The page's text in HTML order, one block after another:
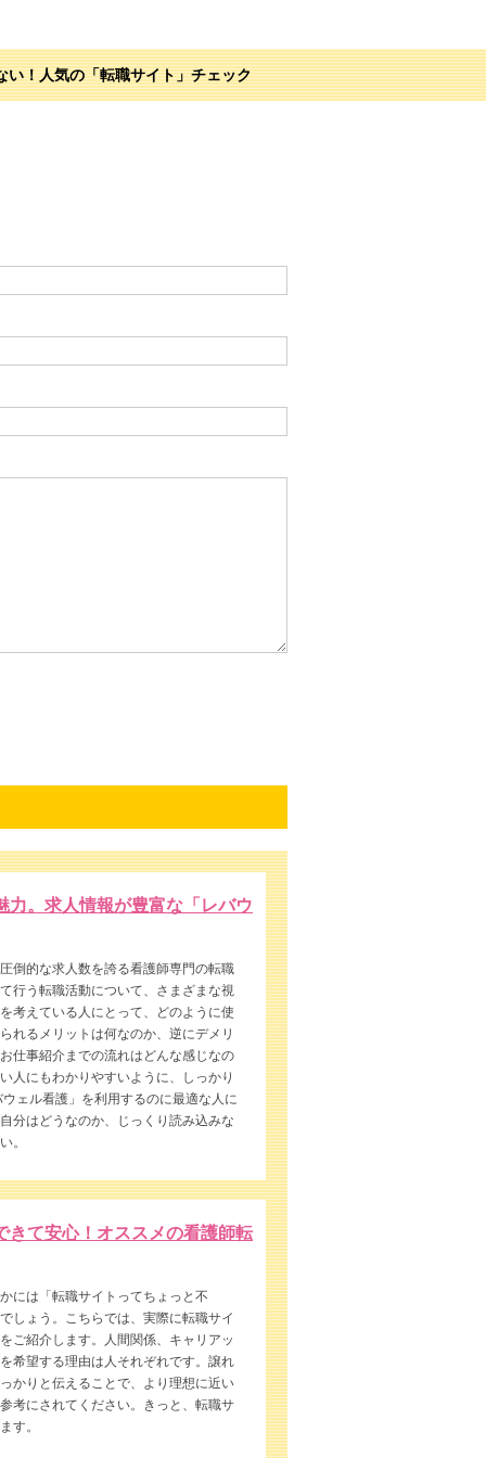
い！人気の「転職サイト」チェック
力。求人情報が豊富な「レバウ
倒的な求人数を誇る看護師専門の転職
行う転職活動について、さまざまな視
考えている人にとって、どのように使
れるメリットは何なのか、逆にデメリ
仕事紹介までの流れはどんな感じなの
人にもわかりやすいように、しっかり
ェル看護」を利用するのに最適な人に
分はどうなのか、じっくり読み込みな
。
きて安心！オススメの看護師転
には「転職サイトってちょっと不
しょう。こちらでは、実際に転職サイ
ご紹介します。人間関係、キャリアッ
希望する理由は人それぞれです。譲れ
かりと伝えることで、より理想に近い
考にされてください。きっと、転職サ
す。